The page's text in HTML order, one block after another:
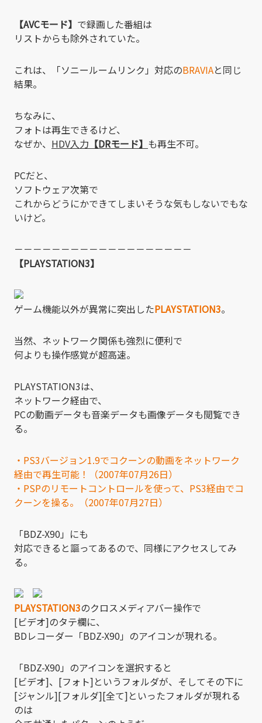
【AVCモード】 で録画した番組は
リストからも除外されていた。
これは、「ソニールームリンク」対応のBRAVIAと同じ
結果。
ちなみに、
フォトは再生できるけど、
なぜか、 HDV入力 【DRモード】 も再生不可。
PCだと、
ソフトウェア次第で
これからどうにかできてしまいそうな気もしないでもな
いけど。
－－－－－－－－－－－－－－－－－－－
【PLAYSTATION3】
ゲーム機能以外が異常に突出したPLAYSTATION3。
当然、ネットワーク関係も強烈に便利で
何よりも操作感覚が超高速。
PLAYSTATION3は、
ネットワーク経由で、
PCの動画データも音楽データも画像データも閲覧でき
る。
・PS3バージョン1.9でコクーンの動画をネットワーク
経由で再生可能！（2007年07月26日）
・PSPのリモートコントロールを使って、PS3経由でコ
クーンを操る。（2007年07月27日）
「BDZ-X90」にも
対応できると謳ってあるので、同様にアクセスしてみ
る。
PLAYSTATION3のクロスメディアバー操作で
[ビデオ]のタテ欄に、
BDレコーダー「BDZ-X90」のアイコンが現れる。
「BDZ-X90」のアイコンを選択すると
[ビデオ]、[フォト]というフォルダが、そしてその下に
[ジャンル][フォルダ][全て]といったフォルダが現れる
のは